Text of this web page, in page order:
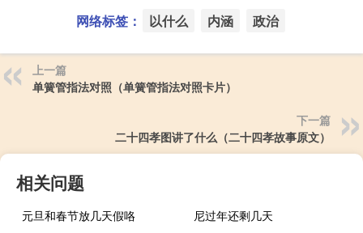
网络标签： 以什么 内涵 政治
上一篇
单簧管指法对照（单簧管指法对照卡片）
下一篇
二十四孝图讲了什么（二十四孝故事原文）
相关问题
元旦和春节放几天假咯
尼过年还剩几天